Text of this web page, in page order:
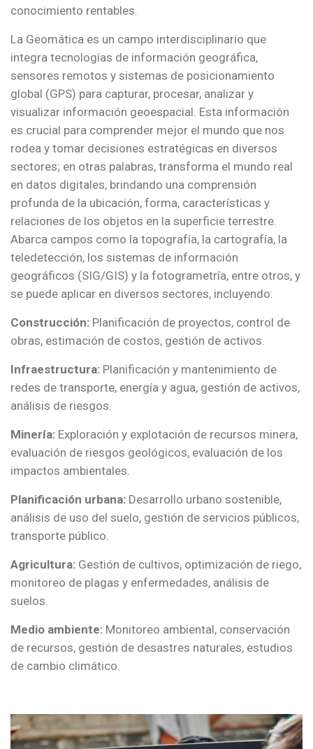
conocimiento rentables.
La Geomática es un campo interdisciplinario que
integra tecnologías de información geográfica,
sensores remotos y sistemas de posicionamiento
global (GPS) para capturar, procesar, analizar y
visualizar información geoespacial. Esta información
es crucial para comprender mejor el mundo que nos
rodea y tomar decisiones estratégicas en diversos
sectores; en otras palabras, transforma el mundo real
en datos digitales, brindando una comprensión
profunda de la ubicación, forma, características y
relaciones de los objetos en la superficie terrestre.
Abarca campos como la topografía, la cartografía, la
teledetección, los sistemas de información
geográficos (SIG/GIS) y la fotogrametría, entre otros, y
se puede aplicar en diversos sectores, incluyendo:
Construcción: Planificación de proyectos, control de
obras, estimación de costos, gestión de activos.
Infraestructura: Planificación y mantenimiento de
redes de transporte, energía y agua, gestión de activos,
análisis de riesgos.
Minería: Exploración y explotación de recursos minera,
evaluación de riesgos geológicos, evaluación de los
impactos ambientales.
Planificación urbana: Desarrollo urbano sostenible,
análisis de uso del suelo, gestión de servicios públicos,
transporte público.
Agricultura: Gestión de cultivos, optimización de riego,
monitoreo de plagas y enfermedades, análisis de
suelos.
Medio ambiente: Monitoreo ambiental, conservación
de recursos, gestión de desastres naturales, estudios
de cambio climático.